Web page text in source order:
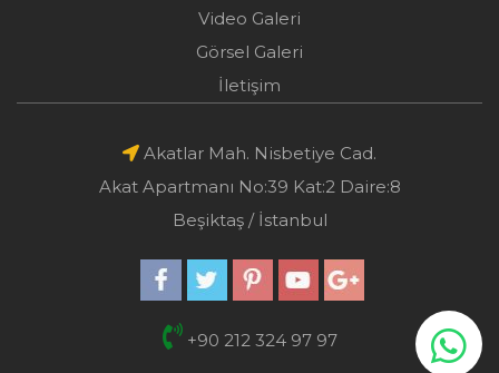
Video Galeri
Görsel Galeri
İletişim
Akatlar Mah. Nisbetiye Cad.
Akat Apartmanı No:39 Kat:2 Daire:8
Beşiktaş / İstanbul
+90 212 324 97 97